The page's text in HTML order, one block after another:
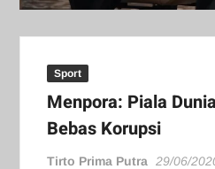
Sport
Menpora: Piala
Bebas Korupsi
Tirto Prima Putra 29/06/